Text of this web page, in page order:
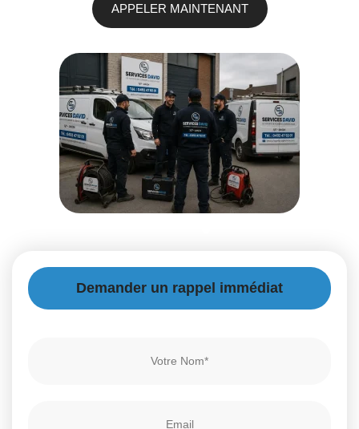
APPELER MAINTENANT
Demander un rappel immédiat